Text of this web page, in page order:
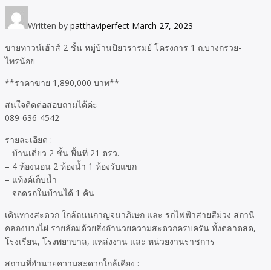
Written by patthaviperfect March 27, 2023
ขายทาวน์เฮ้าส์ 2 ชั้น หมู่บ้านปิยวรารมย์ โครงการ 1 ถ.บางกรวย-
ไทรน้อย
**ราคาขาย 1,890,000 บาท**
สนใจติดต่อสอบถามได้ค่ะ
089-636-4542
รายละเอียด :
– บ้านเดี่ยว 2 ชั้น พื้นที่ 21 ตรว.
– 4 ห้องนอน 2 ห้องน้ำ 1 ห้องรับแขก
– แท้งค์เก็บน้ำ
– จอดรถในบ้านได้ 1 คัน
เดินทางสะดวก ใกล้ถนนกาญจนาภิเษก และ รถไฟฟ้าสายสีม่วง สถานี
คลองบางไผ่ รายล้อมด้วยสิ่งอำนวยความสะดวกครบครัน ทั้งตลาดสด,
โรงเรียน, โรงพยาบาล, แหล่งงาน และ หน่วยงานราชการ
สถานที่อำนวยความสะดวกใกล้เคียง :